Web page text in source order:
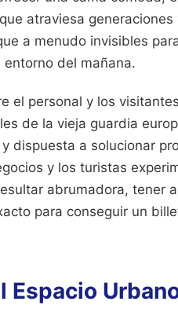
atraviesa
a menudo invisibles
del mañana.
el personal y los
de la vieja guardia
dispuesta a solucionar
y los turistas
abrumadora, tener
para conseguir un
Espacio